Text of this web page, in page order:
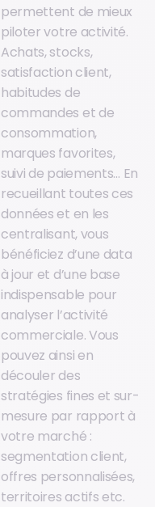
permettent de mieux
piloter votre activité.
Achats, stocks,
satisfaction client,
habitudes de
commandes et de
consommation,
marques favorites,
suivi de paiements… En
recueillant toutes ces
données et en les
centralisant, vous
bénéficiez d’une data
à jour et d’une base
indispensable pour
analyser l’activité
commerciale. Vous
pouvez ainsi en
découler des
stratégies fines et sur-
mesure par rapport à
votre marché :
segmentation client,
offres personnalisées,
territoires actifs etc.